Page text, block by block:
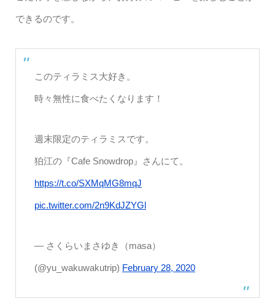
できるのです。
このティラミス大好き。
時々無性に食べたくなります！
週末限定のティラミスです。
狛江の『Cafe Snowdrop』さんにて。
https://t.co/SXMqMG8mqJ
pic.twitter.com/2n9KdJZYGl
— さくらいまさゆき（masa）
(@yu_wakuwakutrip) February 28, 2020